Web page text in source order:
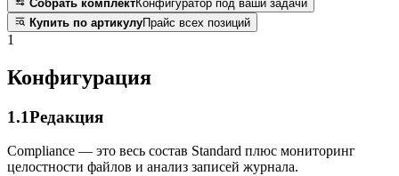
Собрать комплектКонфигуратор под ваши задачи
Купить по артикулуПрайс всех позиций
1
Конфигурация
1.1Редакция
Compliance — это весь состав Standard плюс мониторинг
целостности файлов и анализ записей журнала.